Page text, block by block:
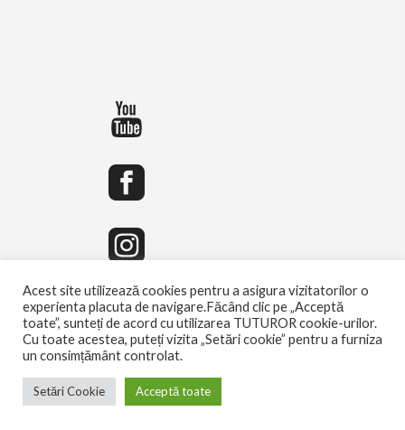
Acest site utilizează cookies pentru a asigura vizitatorilor o
experienta placuta de navigare.Făcând clic pe „Acceptă
toate”, sunteți de acord cu utilizarea TUTUROR cookie-urilor.
Cu toate acestea, puteți vizita „Setări cookie” pentru a furniza
un consimțământ controlat.
Setări Cookie Acceptă toate